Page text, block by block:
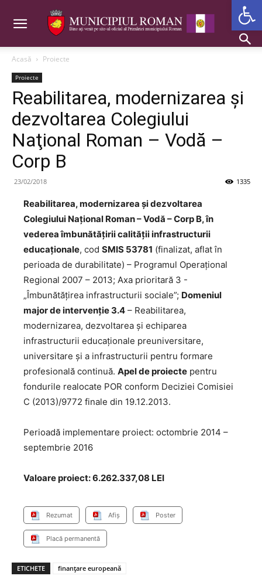
Acasă Proiecte
Proiecte
Reabilitarea, modernizarea şi
dezvoltarea Colegiului
Naţional Roman – Vodă –
Corp B
23/02/2018 1335
Reabilitarea, modernizarea şi dezvoltarea
Colegiului Naţional Roman – Vodă – Corp B, în
vederea îmbunătăţirii calităţii infrastructurii
educaţionale, cod SMIS 53781 (finalizat, aflat în
perioada de durabilitate) – Programul Operaţional
Regional 2007 – 2013; Axa prioritară 3 -
„Îmbunătăţirea infrastructurii sociale”; Domeniul
major de intervenţie 3.4 – Reabilitarea,
modernizarea, dezvoltarea şi echiparea
infrastructurii educaţionale preuniversitare,
universitare şi a infrastructurii pentru formare
profesională continuă. Apel de proiecte pentru
fondurile realocate POR conform Deciziei Comisiei
C (2013)/9772 finale din 19.12.2013.
Perioadă implementare proiect: octombrie 2014 –
septembrie 2016
Valoare proiect: 6.262.337,08 LEI
Rezumat Afiș Poster
Placă permanentă
ETICHETE finanţare europeană